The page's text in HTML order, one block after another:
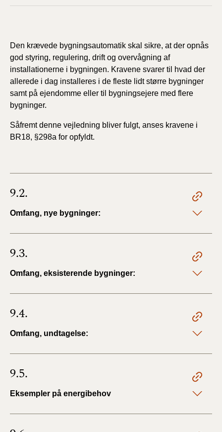
Den krævede bygningsautomatik skal sikre, at der opnås
god styring, regulering, drift og overvågning af
installationerne i bygningen. Kravene svarer til hvad der
allerede i dag installeres i de fleste lidt større bygninger
samt på ejendomme eller til bygningsejere med flere
bygninger.
Såfremt denne vejledning bliver fulgt, anses kravene i
BR18, §298a for opfyldt.
9.2.
Omfang, nye bygninger:
9.3.
Omfang, eksisterende bygninger:
9.4.
Omfang, undtagelse:
9.5.
Eksempler på energibehov